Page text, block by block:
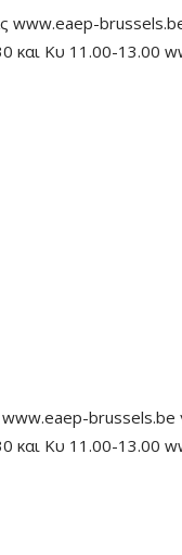
www.eaep-
και Κυ 11.00-13.00
brussels.be
και Κυ 11.00-13.00